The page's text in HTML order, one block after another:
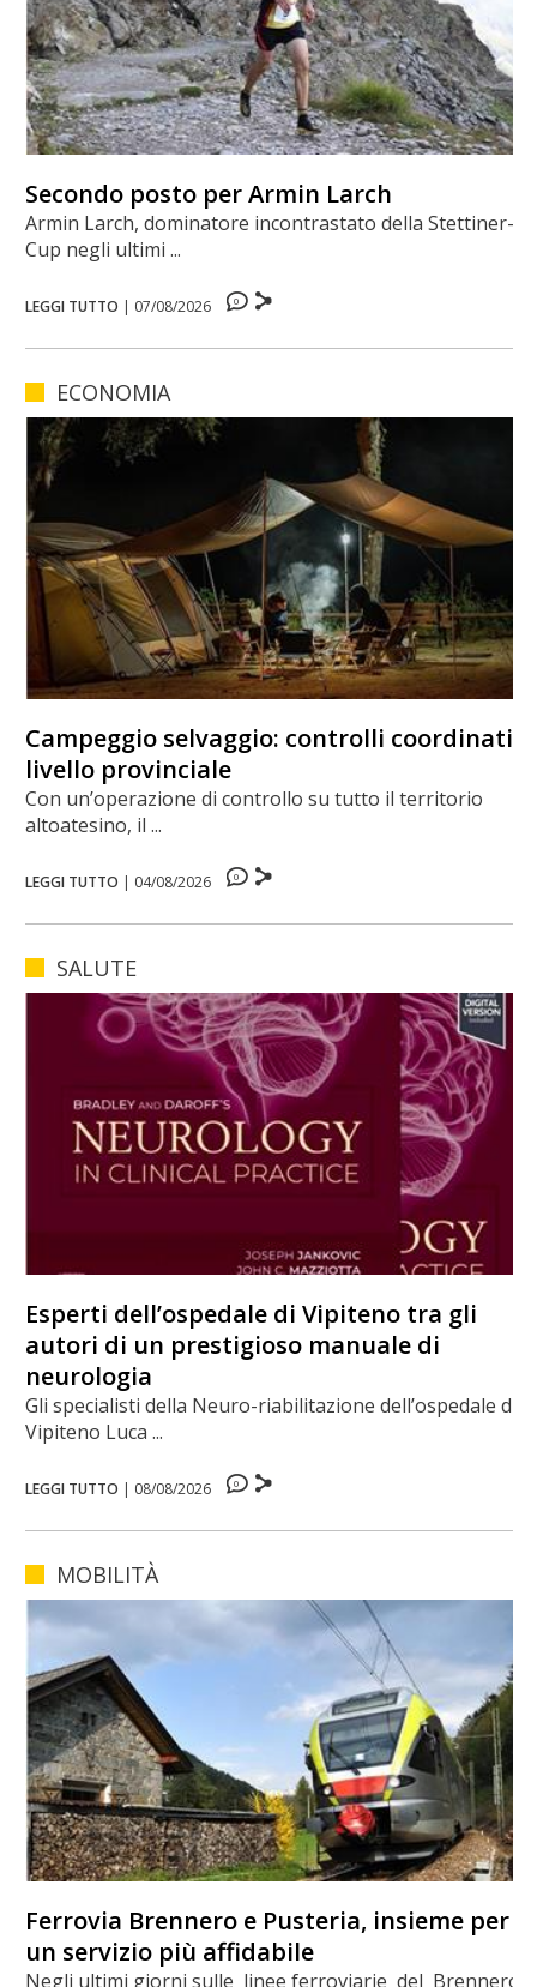
Secondo posto per Armin Larch
Armin Larch, dominatore incontrastato della Stettiner-
Cup negli ultimi ...
LEGGI TUTTO | 07/08/2026 0
ECONOMIA
Campeggio selvaggio: controlli coordinati a
livello provinciale
Con un’operazione di controllo su tutto il territorio
altoatesino, il ...
LEGGI TUTTO | 04/08/2026 0
SALUTE
Esperti dell’ospedale di Vipiteno tra gli
autori di un prestigioso manuale di
neurologia
Gli specialisti della Neuro-riabilitazione dell’ospedale di
Vipiteno Luca ...
LEGGI TUTTO | 08/08/2026 0
MOBILITÀ
Ferrovia Brennero e Pusteria, insieme per
un servizio più affidabile
Negli ultimi giorni sulle linee ferroviarie del Brennero